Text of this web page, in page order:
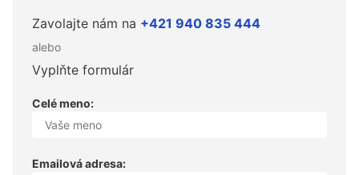
Zavolajte nám na +421 940 835 444
alebo
Vyplňte formulár
Celé meno:
Emailová adresa: